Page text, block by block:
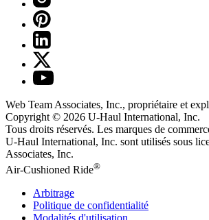
Web Team Associates, Inc., propriétaire et
Copyright © 2026 U-Haul International, Inc.
Tous droits réservés. Les marques de
U-Haul International, Inc. sont utilisés sous
Associates, Inc.
Air-Cushioned Ride®
Arbitrage
Politique de confidentialité
Modalités d'utilisation